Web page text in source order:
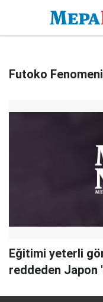
Futoko
Eğitimi yeterli
reddeden Japon